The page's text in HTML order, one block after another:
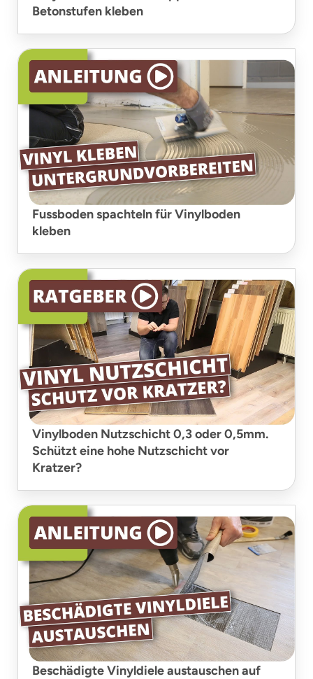
Betonstufen kleben
Fussboden spachteln für Vinylboden
kleben
Vinylboden Nutzschicht 0,3 oder 0,5mm.
Schützt eine hohe Nutzschicht vor
Kratzer?
Beschädigte Vinyldiele austauschen auf